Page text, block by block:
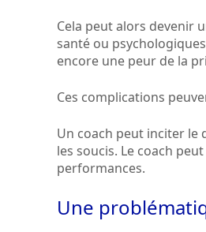
Cela peut alors devenir
santé ou
encore une peur de la
Ces complications
Un coach peut inciter
les soucis. Le coach
performances.
Une